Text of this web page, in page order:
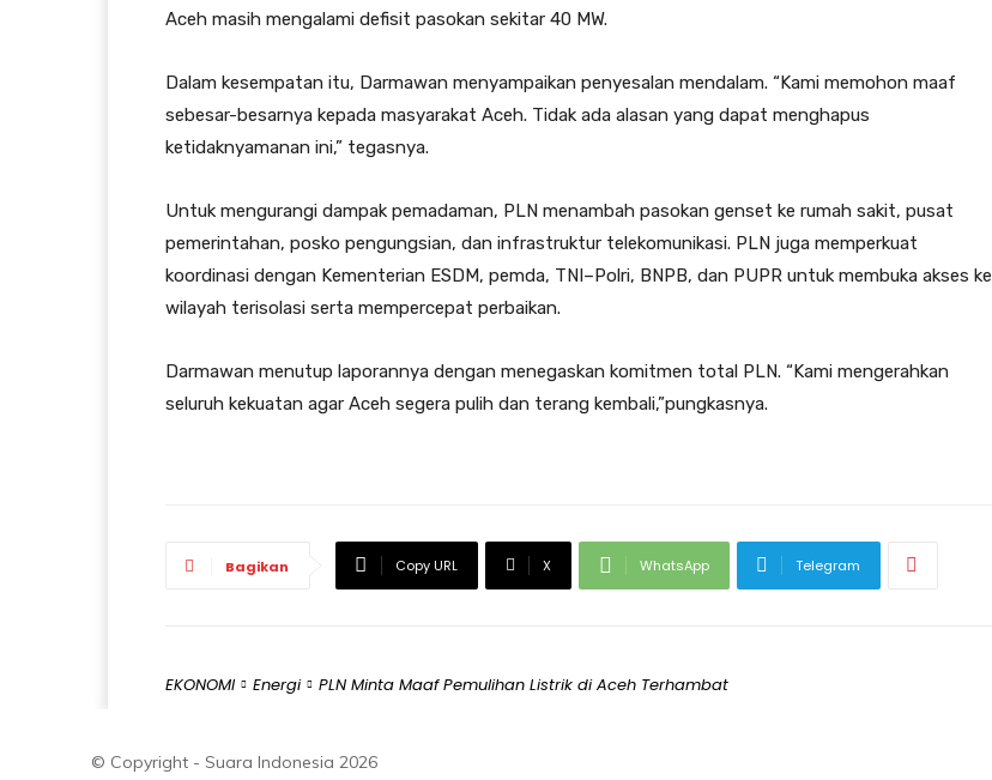
Aceh masih mengalami defisit pasokan sekitar 40 MW.
Dalam kesempatan itu, Darmawan menyampaikan penyesalan mendalam. “Kami memohon maaf
sebesar-besarnya kepada masyarakat Aceh. Tidak ada alasan yang dapat menghapus
ketidaknyamanan ini,” tegasnya.
Untuk mengurangi dampak pemadaman, PLN menambah pasokan genset ke rumah sakit, pusat
pemerintahan, posko pengungsian, dan infrastruktur telekomunikasi. PLN juga memperkuat
koordinasi dengan Kementerian ESDM, pemda, TNI–Polri, BNPB, dan PUPR untuk membuka akses ke
wilayah terisolasi serta mempercepat perbaikan.
Darmawan menutup laporannya dengan menegaskan komitmen total PLN. “Kami mengerahkan
seluruh kekuatan agar Aceh segera pulih dan terang kembali,”pungkasnya.
Bagikan Copy URL X WhatsApp Telegram
EKONOMI Energi PLN Minta Maaf Pemulihan Listrik di Aceh Terhambat
© Copyright - Suara Indonesia 2026